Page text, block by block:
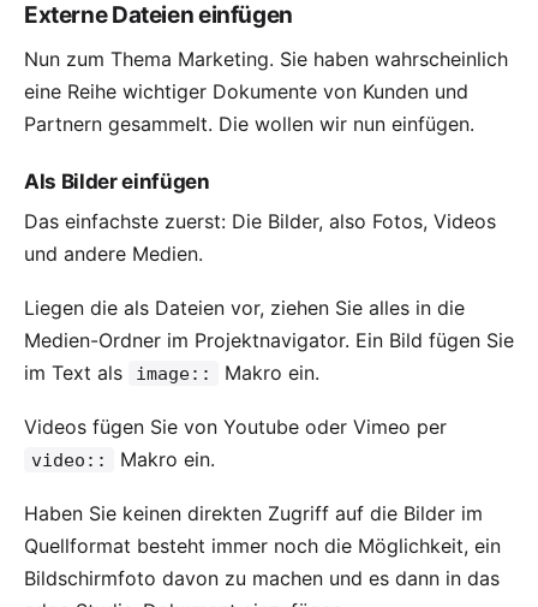
Externe Dateien einfügen
Nun zum Thema Marketing. Sie haben wahrscheinlich
eine Reihe wichtiger Dokumente von Kunden und
Partnern gesammelt. Die wollen wir nun einfügen.
Als Bilder einfügen
Das einfachste zuerst: Die Bilder, also Fotos, Videos
und andere Medien.
Liegen die als Dateien vor, ziehen Sie alles in die
Medien-Ordner im Projektnavigator. Ein Bild fügen Sie
im Text als
image:: Makro ein.
Videos fügen Sie von Youtube oder Vimeo per
video:: Makro ein.
Haben Sie keinen direkten Zugriff auf die Bilder im
Quellformat besteht immer noch die Möglichkeit, ein
Bildschirmfoto davon zu machen und es dann in das